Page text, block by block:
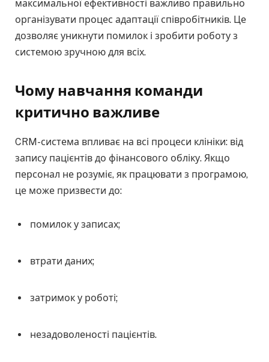
максимальної ефективності важливо правильно
організувати процес адаптації співробітників. Це
дозволяє уникнути помилок і зробити роботу з
системою зручною для всіх.
Чому навчання команди
критично важливе
CRM-система впливає на всі процеси клініки: від
запису пацієнтів до фінансового обліку. Якщо
персонал не розуміє, як працювати з програмою,
це може призвести до:
помилок у записах;
втрати даних;
затримок у роботі;
незадоволеності пацієнтів.